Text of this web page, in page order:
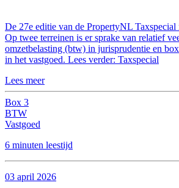
De 27e editie van de PropertyNL Taxspecial
Op twee terreinen is er sprake van relatief
omzetbelasting (btw) in jurisprudentie en
in het vastgoed. Lees verder: Taxspecial
Lees meer
Box 3
BTW
Vastgoed
6 minuten leestijd
03 april 2026